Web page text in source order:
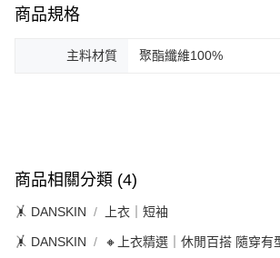
商品規格
主料材質 聚酯纖維100%
商品相關分類 (4)
🤸 DANSKIN 上衣｜短袖
🤸 DANSKIN 🔸上衣精選｜休閒百搭 隨穿有